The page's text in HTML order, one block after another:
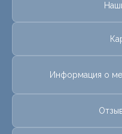
Информация о